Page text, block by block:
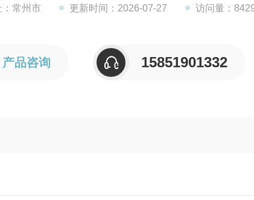
：常州市 更新时间：2026-07-27 访问量：
产品咨询 15851901332